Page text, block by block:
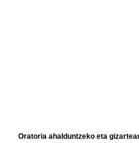
Oratoria ahalduntzeko eta